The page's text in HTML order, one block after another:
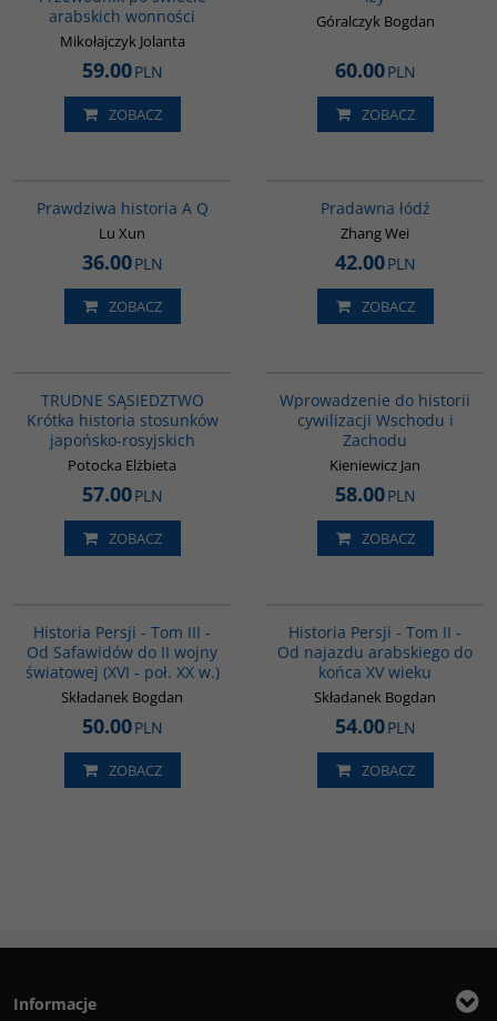
arabskich wonności
Mikołajczyk Jolanta
59.00PLN
ZOBACZ
Góralczyk Bogdan
60.00PLN
ZOBACZ
Prawdziwa historia A Q
Lu Xun
36.00PLN
ZOBACZ
Pradawna łódź
Zhang Wei
42.00PLN
ZOBACZ
TRUDNE SĄSIEDZTWO
Krótka historia stosunków
japońsko-rosyjskich
Potocka Elżbieta
57.00PLN
ZOBACZ
Wprowadzenie do historii
cywilizacji Wschodu i
Zachodu
Kieniewicz Jan
58.00PLN
ZOBACZ
Historia Persji - Tom III -
Od Safawidów do II wojny
światowej (XVI - poł. XX w.)
Składanek Bogdan
50.00PLN
ZOBACZ
Historia Persji - Tom II -
Od najazdu arabskiego do
końca XV wieku
Składanek Bogdan
54.00PLN
ZOBACZ
Informacje